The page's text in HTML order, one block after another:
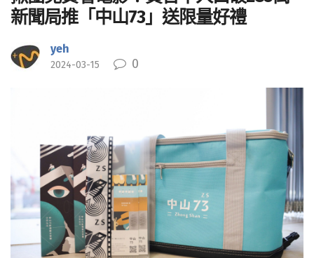
新聞局推「中山73」送限量好禮
yeh
2024-03-15 0